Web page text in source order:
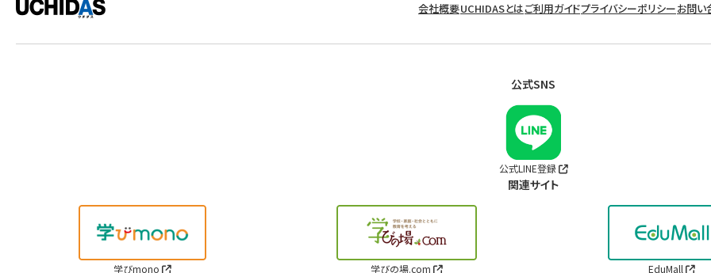
会社概要UCHIDASとはご利用ガイドプライバシーポリシーお問い
公式SNS
公式LINE登録
関連サイト
学びmono 学びの場.com EduMall